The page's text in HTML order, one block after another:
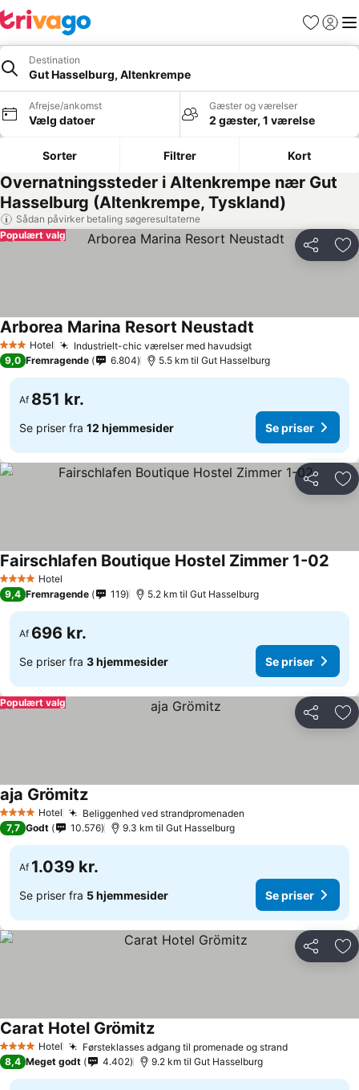
Favoritter
Log ind
Destination
Gut Hasselburg, Altenkrempe
Afrejse/ankomst
Vælg datoer
Gæster og værelser
2 gæster, 1 værelse
Sorter Filtrer Kort
Overnatningssteder i Altenkrempe nær Gut
Hasselburg (Altenkrempe, Tyskland)
Sådan påvirker betaling søgeresultaterne
Del
Populært valg
3 StjernerHotel Industrielt-chic værelser med havudsigtSe priser
Arborea Marina Resort Neustadt
9,0 Fremragende 6.804 5.5 km til Gut Hasselburg
Af 851 kr.
Se priser fra 12 hjemmesider Se priser
Del
4 StjernerHotel
Fairschlafen Boutique Hostel Zimmer 1-02
9,4 Fremragende 119 5.2 km til Gut Hasselburg
Af 696 kr.
Se priser fra 3 hjemmesider Se priser
Del
Populært valg
4 StjernerHotel Beliggenhed ved strandpromenaden
aja GrömitzSe priser
7,7 Godt 10.576 9.3 km til Gut Hasselburg
Af 1.039 kr.
Se priser fra 5 hjemmesider Se priser
Del
4 StjernerHotel Førsteklasses adgang til promenade og strandSe priser
Carat Hotel GrömitzSe priser
8,4 Meget godt 4.402 9.2 km til Gut Hasselburg